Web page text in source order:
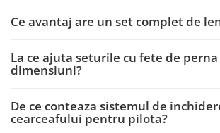
Ce avantaj are un set complet de
La ce ajuta seturile cu fete de
dimensiuni?
De ce conteaza sistemul de
cearceafului pentru pilota?